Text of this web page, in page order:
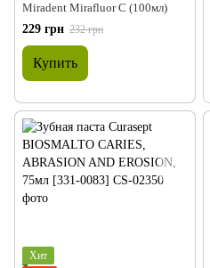
Miradent Mirafluor С (100мл)
229 грн 232 грн
Купить
Хит